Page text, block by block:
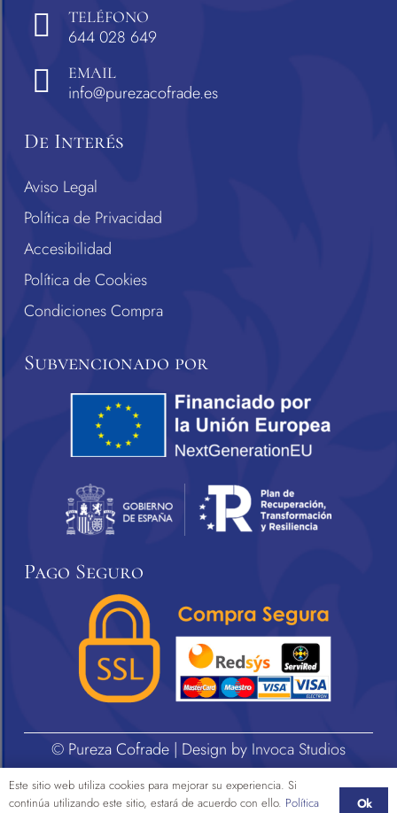
TELÉFONO
644 028 649
EMAIL
info@purezacofrade.es
De Interés
Aviso Legal
Política de Privacidad
Accesibilidad
Política de Cookies
Condiciones Compra
Subvencionado por
Pago Seguro
© Pureza Cofrade | Design by Invoca Studios
Este sitio web utiliza cookies para mejorar su experiencia. Si
continúa utilizando este sitio, estará de acuerdo con ello. Política
Ok